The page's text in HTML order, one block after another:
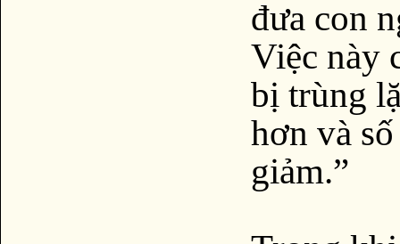
đưa con
Việc này
bị trùng
hơn và
giảm.”